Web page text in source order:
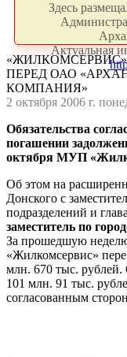
Здесь
Актуальная
ПЕРЕД ОАО
КОМПАНИЯ»
2 октября 2006 г.
Обязательства
погашении
октября МУП
Об этом на
Донского с
подразделений и
заместитель по
За прошедшую
«Жилкомсервис»
млн. 670 тыс. рублей.
101 млн. 91 тыс.
согласованным